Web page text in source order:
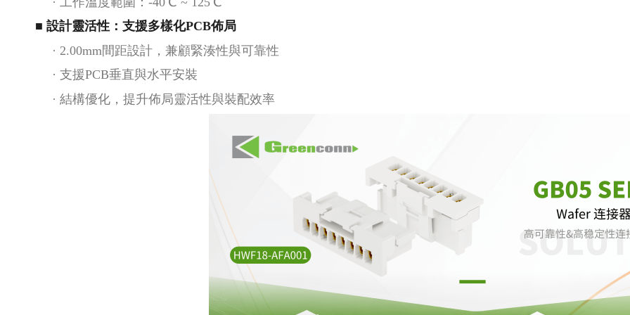
■ 設計靈活性：支援多樣化PCB佈局
· 2.00mm間距設計，兼顧緊湊性與可靠性
· 支援PCB垂直與水平安裝
· 結構優化，提升佈局靈活性與裝配效率